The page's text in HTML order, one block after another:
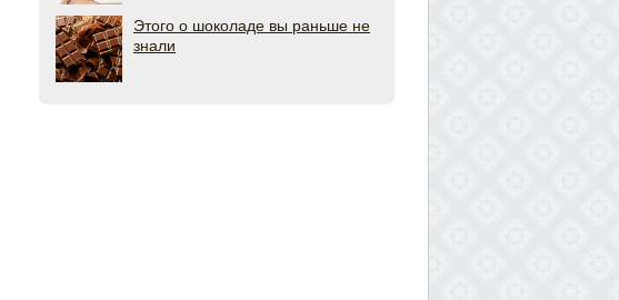
Этого о шоколаде вы раньше не
знали